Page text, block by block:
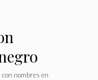
nombres en